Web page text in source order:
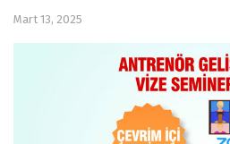
Mart 13, 2025